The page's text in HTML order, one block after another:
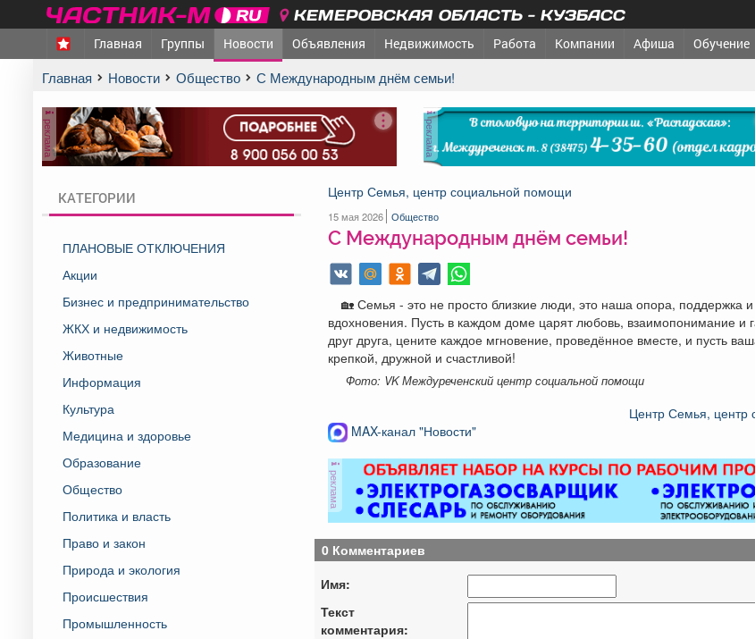
КЕМЕРОВСКАЯ ОБЛАСТЬ - КУЗБАСС
Главная Группы Новости Объявления Недвижимость Работа Компании Афиша Обучение
Главная Новости Общество С Международным днём семьи!
реклама реклама
КАТЕГОРИИ
ПЛАНОВЫЕ ОТКЛЮЧЕНИЯ
Акции
Бизнес и предпринимательство
ЖКХ и недвижимость
Животные
Информация
Культура
Медицина и здоровье
Образование
Общество
Политика и власть
Право и закон
Природа и экология
Происшествия
Промышленность
Центр Семья, центр социальной помощи
15 мая 2026 Общество
С Международным днём семьи!
🏡 Семья - это не просто близкие люди, это наша опора, поддержка и
вдохновения. Пусть в каждом доме царят любовь, взаимопонимание и
друг друга, цените каждое мгновение, проведённое вместе, и пусть
крепкой, дружной и счастливой!
Фото: VK Междуреченский центр социальной помощи
Центр Семья, центр
MAX-канал "Новости"
реклама
0 Комментариев
Имя:
Текст
комментария: